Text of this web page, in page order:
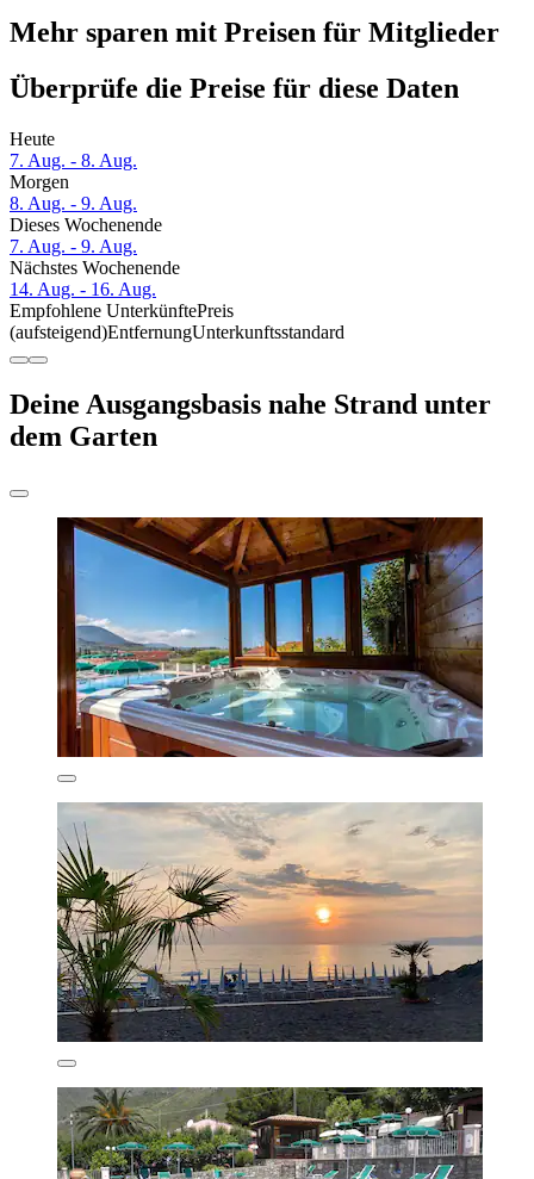
Mehr sparen mit Preisen für Mitglieder
Überprüfe die Preise für diese Daten
Heute
7. Aug. - 8. Aug.
Morgen
8. Aug. - 9. Aug.
Dieses Wochenende
7. Aug. - 9. Aug.
Nächstes Wochenende
14. Aug. - 16. Aug.
Empfohlene UnterkünftePreis
(aufsteigend)EntfernungUnterkunftsstandard
Deine Ausgangsbasis nahe Strand unter
dem Garten